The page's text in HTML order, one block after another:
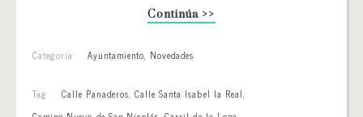
Continúa >>
Categoría: Ayuntamiento, Novedades
Tag: Calle Panaderos, Calle Santa Isabel la Real,